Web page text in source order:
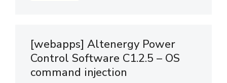
[webapps] Altenergy Power
Control Software C1.2.5 – OS
command injection